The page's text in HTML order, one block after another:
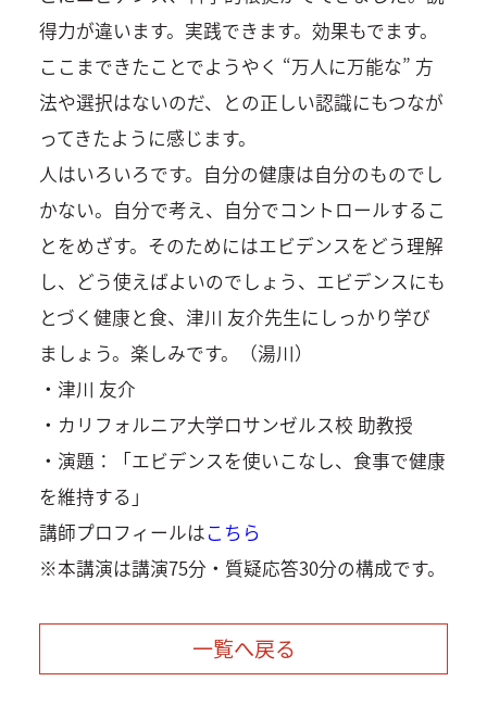
得力が違います。実践できます。効果もでます。
ここまできたことでようやく “万人に万能な” 方
法や選択はないのだ、との正しい認識にもつなが
ってきたように感じます。
人はいろいろです。自分の健康は自分のものでし
かない。自分で考え、自分でコントロールするこ
とをめざす。そのためにはエビデンスをどう理解
し、どう使えばよいのでしょう、エビデンスにも
とづく健康と食、津川 友介先生にしっかり学び
ましょう。楽しみです。（湯川）
・津川 友介
・カリフォルニア大学ロサンゼルス校 助教授
・演題：「エビデンスを使いこなし、食事で健康
を維持する」
講師プロフィールはこちら
※本講演は講演75分・質疑応答30分の構成です。
一覧へ戻る